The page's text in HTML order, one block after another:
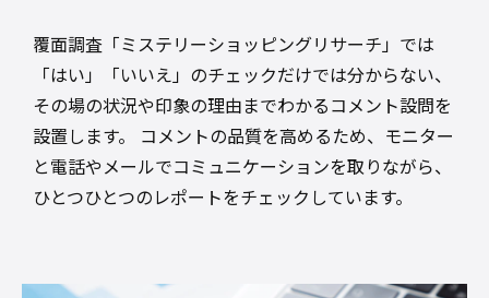
覆面調査「ミステリーショッピングリサーチ」では
「はい」「いいえ」のチェックだけでは分からない、
その場の状況や印象の理由までわかるコメント設問を
設置します。 コメントの品質を高めるため、モニター
と電話やメールでコミュニケーションを取りながら、
ひとつひとつのレポートをチェックしています。